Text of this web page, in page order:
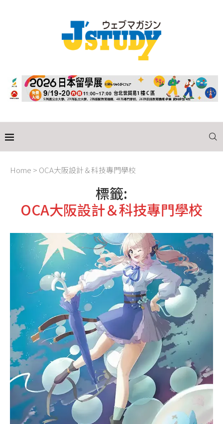
Home > OCA大阪設計＆科技專門學校
標籤:
OCA大阪設計＆科技專門學校